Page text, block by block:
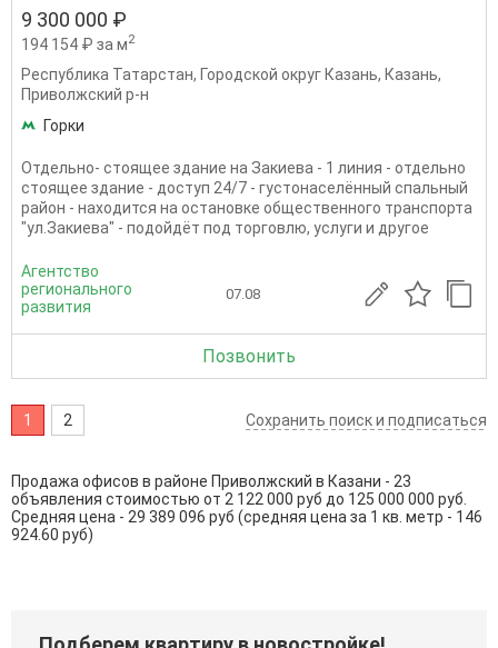
9 300 000 ₽
194 154 ₽ за м2
Республика Татарстан, Городской округ Казань, Казань,
Приволжский р-н
Горки
Отдельно- стоящее здание на Закиева - 1 линия - отдельно
стоящее здание - доступ 24/7 - густонаселённый спальный
район - находится на остановке общественного транспорта
"ул.Закиева" - подойдёт под торговлю, услуги и другое
Агентство
регионального
развития
07.08
Позвонить
1 2 Сохранить поиск и подписаться
Продажа офисов в районе Приволжский в Казани - 23
объявления стоимостью от 2 122 000 руб до 125 000 000 руб.
Средняя цена - 29 389 096 руб (средняя цена за 1 кв. метр - 146
924.60 руб)